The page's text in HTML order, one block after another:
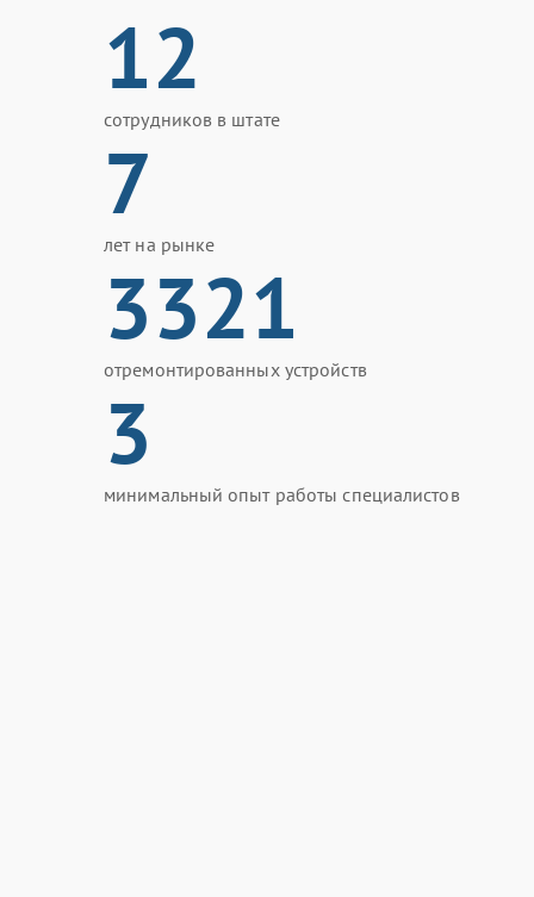
12
сотрудников в штате
7
лет на рынке
3321
отремонтированных устройств
3
минимальный опыт работы специалистов